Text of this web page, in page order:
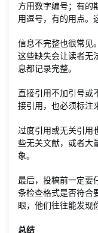
方用数字编号；有的
用逗号，有的用点。
信息不完整也很常见
这些缺失会让读者无
息都记录完整。
直接引用不加引号或
接引用，也必须标注
过度引用或无关引用
些无关文献，或者大
象。
最后，投稿前一定要
条检查格式是否符合
眼，他们往往能发现
总结